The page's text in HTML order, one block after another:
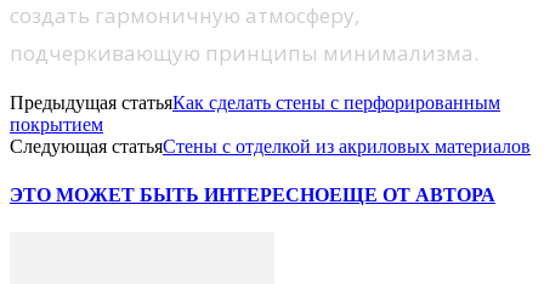
создать гармоничную атмосферу,
подчеркивающую принципы минимализма.
Предыдущая статьяКак сделать стены с перфорированным
покрытием
Следующая статьяСтены с отделкой из акриловых материалов
ЭТО МОЖЕТ БЫТЬ ИНТЕРЕСНОЕЩЕ ОТ АВТОРА